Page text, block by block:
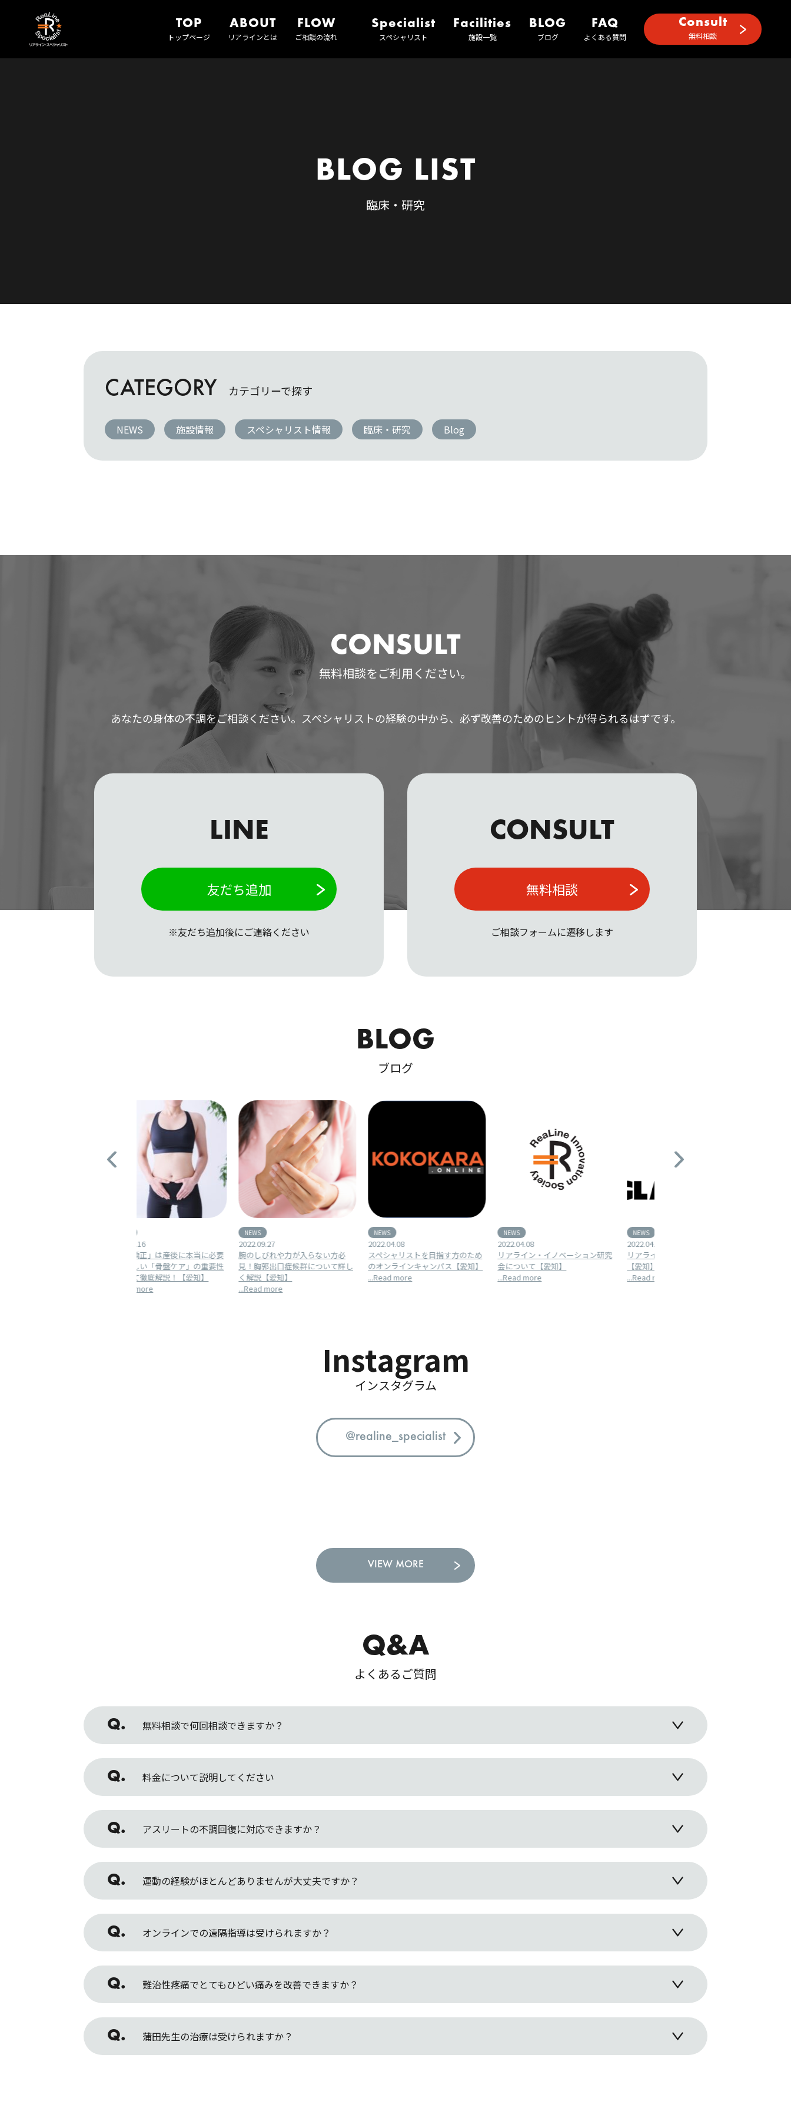
TOP
トップページ
ABOUT
リアラインとは
FLOW
ご相談の流れ
Specialist
スペシャリスト
Facilities
施設一覧
BLOG
ブログ
FAQ
よくある質問
Consult
無料相談
BLOG LIST
臨床・研究
CATEGORY カテゴリーで探す
NEWS 施設情報 スペシャリスト情報 臨床・研究 Blog
CONSULT
無料相談をご利用ください。
あなたの身体の不調をご相談ください。スペシャリストの経験の中から、必ず改善のためのヒントが得られるはずです。
LINE
友だち追加
※友だち追加後にご連絡ください
CONSULT
無料相談
ご相談フォームに遷移します
BLOG
ブログ
2022.09.27
腕のしびれや力が入らない方必
見！胸郭出口症候群について詳し
く解説【愛知】
...Read more
2022.04.08
スペシャリストを目指す方のため
のオンラインキャンパス【愛知】
...Read more
2022.04.08
リアライン・イノベーション研究
会について【愛知】
...Read more
2022.04.08
リアライン商品のご購入について
【愛知】
...Read more
Instagram
インスタグラム
@realine_specialist
VIEW MORE
Q&A
よくあるご質問
無料相談で何回相談できますか？
料金について説明してください
アスリートの不調回復に対応できますか？
運動の経験がほとんどありませんが大丈夫ですか？
オンラインでの遠隔指導は受けられますか？
難治性疼痛でとてもひどい痛みを改善できますか？
蒲田先生の治療は受けられますか？